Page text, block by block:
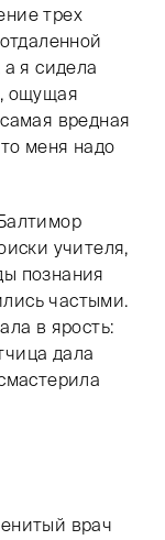
трех
я сидела
ощущая
вредная
меня надо
учителя,
познания
частыми.
в ярость:
дала
врач